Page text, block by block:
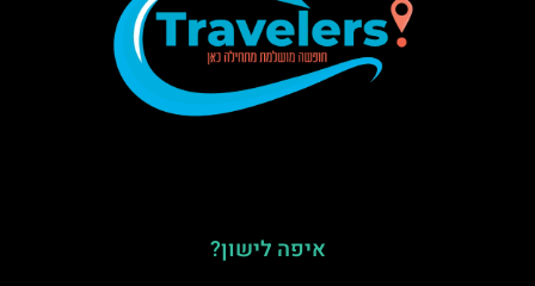
איפה לישון?